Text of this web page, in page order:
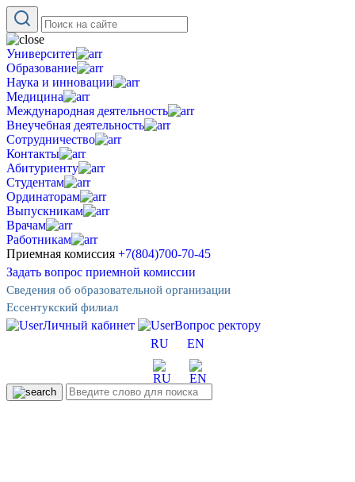
Университет
Образование
Наука и инновации
Медицина
Международная деятельность
Внеучебная деятельность
Сотрудничество
Контакты
Абитуриенту
Студентам
Ординаторам
Выпускникам
Врачам
Работникам
Приемная комиссия +7(804)700-70-45
Задать вопрос приемной комиссии
Сведения об образовательной организации
Ессентукский филиал
Личный кабинет
Вопрос ректору
RU
EN